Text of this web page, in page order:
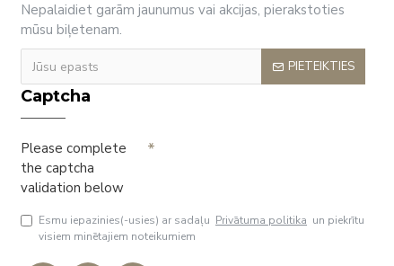
Nepalaidiet garām jaunumus vai akcijas, pierakstoties
mūsu biļetenam.
PIETEIKTIES
Captcha
Please complete
the captcha
validation below
Esmu iepazinies(-usies) ar sadaļu Privātuma politika un piekrītu
visiem minētajiem noteikumiem